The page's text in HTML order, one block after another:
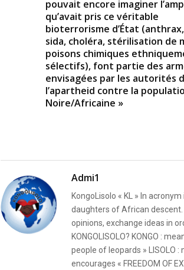
pouvait encore imaginer
qu’avait pris ce véritable
bioterrorisme d’État (anthrax,
sida, choléra, stérilisation de
poisons chimiques
sélectifs), font partie des
envisagées par les autorités
l’apartheid contre la
Noire/Africaine »
Admi1
KongoLisolo « KL » In
daughters of African
opinions, exchange ideas in
KONGOLISOLO? KONGO :
people of leopards » LISOLO :
encourages « FREEDOM OF